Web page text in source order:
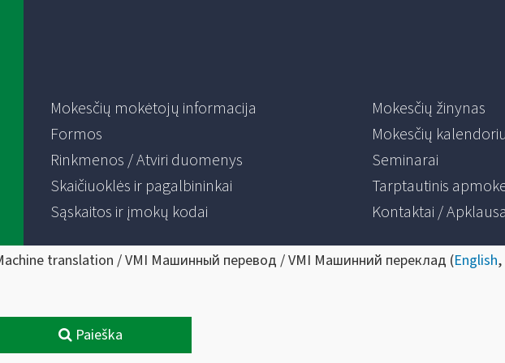
Mokesčių mokėtojų informacija
Formos
Rinkmenos / Atviri duomenys
Skaičiuoklės ir pagalbininkai
Sąskaitos ir įmokų kodai
Mokesčių žinynas
Mokesčių
Seminarai
Tarptautinis
Kontaktai / Apklausa
translation / VMI Машинный перевод / VMI Машинний переклад (English,
Paieška